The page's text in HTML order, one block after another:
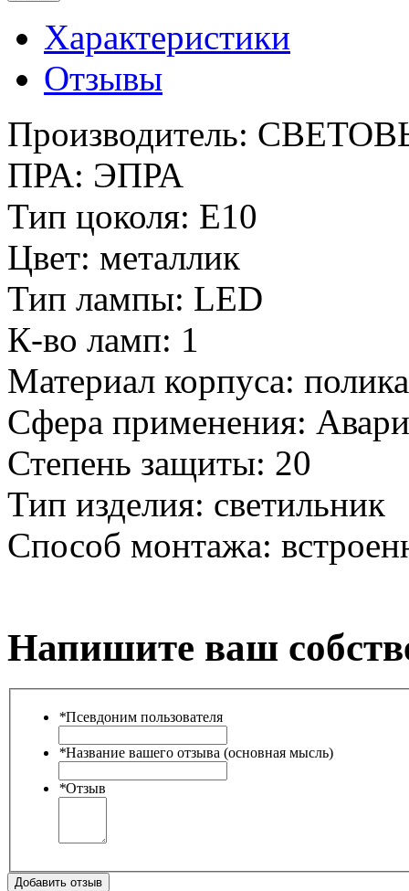
Характеристики
Отзывы
Производитель:
ПРА: ЭПРА
Тип цоколя: E10
Цвет: металлик
Тип лампы: LED
К-во ламп: 1
Материал корпуса:
Сфера применения:
Степень защиты: 20
Тип изделия: светильник
Способ монтажа:
Напишите ваш
*Псевдоним пользователя
*Название вашего отзыва (основная мысль)
*Отзыв
Добавить отзыв